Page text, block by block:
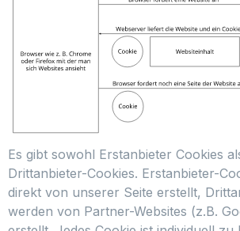
Es gibt sowohl Erstanbieter Cookies
Drittanbieter-Cookies. Erstanbieter-
direkt von unserer Seite erstellt,
werden von Partner-Websites (z.B.